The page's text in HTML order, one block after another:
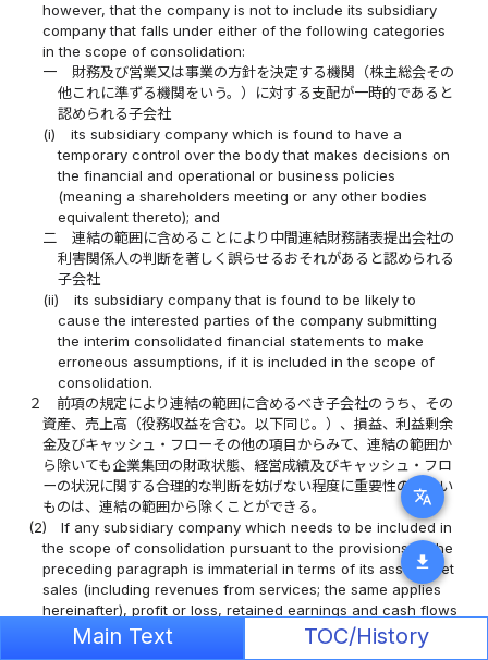
translate
download
however, that the company is not to include its subsidiary
company that falls under either of the following categories
in the scope of consolidation:
一
財務及び営業又は事業の方針を決定する機関（株主総会その
他これに準ずる機関をいう。）に対する支配が一時的であると
認められる子会社
(i)
its subsidiary company which is found to have a
temporary control over the body that makes decisions on
the financial and operational or business policies
(meaning a shareholders meeting or any other bodies
equivalent thereto); and
二
連結の範囲に含めることにより中間連結財務諸表提出会社の
利害関係人の判断を著しく誤らせるおそれがあると認められる
子会社
(ii)
its subsidiary company that is found to be likely to
cause the interested parties of the company submitting
the interim consolidated financial statements to make
erroneous assumptions, if it is included in the scope of
consolidation.
２
前項の規定により連結の範囲に含めるべき子会社のうち、その
資産、売上高（役務収益を含む。以下同じ。）、損益、利益剰余
金及びキャッシュ・フローその他の項目からみて、連結の範囲か
ら除いても企業集団の財政状態、経営成績及びキャッシュ・フロ
ーの状況に関する合理的な判断を妨げない程度に重要性の乏しい
ものは、連結の範囲から除くことができる。
(2)
If any subsidiary company which needs to be included in
the scope of consolidation pursuant to the provisions of the
preceding paragraph is immaterial in terms of its assets, net
sales (including revenues from services; the same applies
hereinafter), profit or loss, retained earnings and cash flows
and any other items, to the extent that even if it is excluded
from the scope of consolidation, making reasonable
Main Text TOC/History